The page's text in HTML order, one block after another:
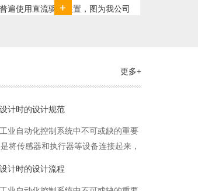
Protool或组态王。 使用在生产塑料
更多+
计时的设计规范
业自动化控制系统中不可或缺的重要
将传感器和执行器等设备连接起来，
计时的设计流程